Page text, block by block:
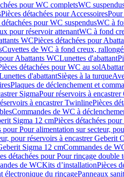
pour WC completsWC
Pièces détachées pour Accessoires
détachées pour WC suspendusWC à
pour réservoir attenantWC à fond
WCPièces détachées pour
Cuvettes de WC à fond creux,
Abattants WCLunettes d'abattant
détachées pour WC au sol
d'abattantSièges à la turque
Plaques de déclenchement et
SigmaPour réservoirs à encastrer
à encastrer TwinlinePièces
Commandes de WC à
Sigma 12 cmPièces détachées
pour Pour alimentation sur secteur,
pour réservoirs à encastrer Geberit
Sigma 12 cmCommandes de
détachées pour Pour rinçage double
de WCKits d’installationPièces
électronique du rinçagePanneaux